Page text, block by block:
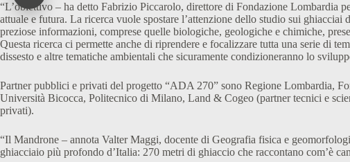
“L’obiettivo – ha detto Fabrizio Piccarolo, direttore di Fondazione Lombardia
attuale e futura. La ricerca vuole spostare l’attenzione dello studio sui
preziose informazioni, comprese quelle biologiche, geologiche e chimiche,
Questa ricerca ci permette anche di riprendere e focalizzare tutta una serie di
dissesto e altre tematiche ambientali che sicuramente condizioneranno lo
Partner pubblici e privati del progetto “ADA 270” sono Regione Lombardia,
Università Bicocca, Politecnico di Milano, Land & Cogeo (partner tecnici e
privati).
“Il Mandrone – annota Valter Maggi, docente di Geografia fisica e
ghiacciaio più profondo d’Italia: 270 metri di ghiaccio che raccontano com’è